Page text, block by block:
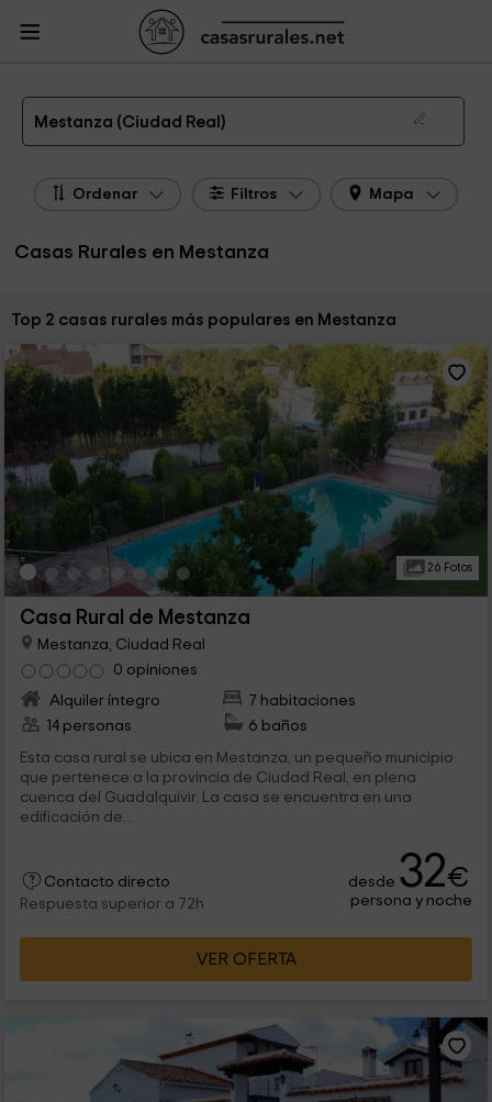
Casas Rurales
Rurales Ciudad Real
Casas Rurales Mestanza
Las 2 mejores casas rurales en Mestanza de 2026
Mestanza (Ciudad Real)
Ordenar Filtros Mapa
Casas Rurales en Mestanza
Ordenar por:
Top 2 casas rurales más populares en Mestanza
26 Fotos
Casa Rural de Mestanza
Mestanza, Ciudad Real
0 opiniones
Alquiler íntegro
7 habitaciones
14 personas
6 baños
Esta casa rural se ubica en Mestanza, un pequeño municipio
que pertenece a la provincia de Ciudad Real, en plena
cuenca del Guadalquivir. La casa se encuentra en una
edificación de...
Contacto directo
Respuesta superior a 72h
desde 32€
persona y noche
VER OFERTA